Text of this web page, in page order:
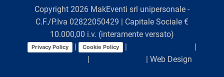
Copyright 2026 MakEventi srl unipersonale -
C.F./P.Iva 02822050429 | Capitale Sociale €
10.000,00 i.v. (interamente versato)
Privacy Policy | Cookie Policy |
|
|
| Web Design